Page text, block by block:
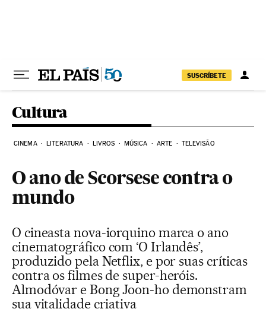
SUSCRÍBETE
Cultura
CINEMA LITERATURA LIVROS MÚSICA ARTE TELEVISÃO
O ano de Scorsese contra o
mundo
O cineasta nova-iorquino marca o ano
cinematográfico com ‘O Irlandês’,
produzido pela Netflix, e por suas críticas
contra os filmes de super-heróis.
Almodóvar e Bong Joon-ho demonstram
sua vitalidade criativa